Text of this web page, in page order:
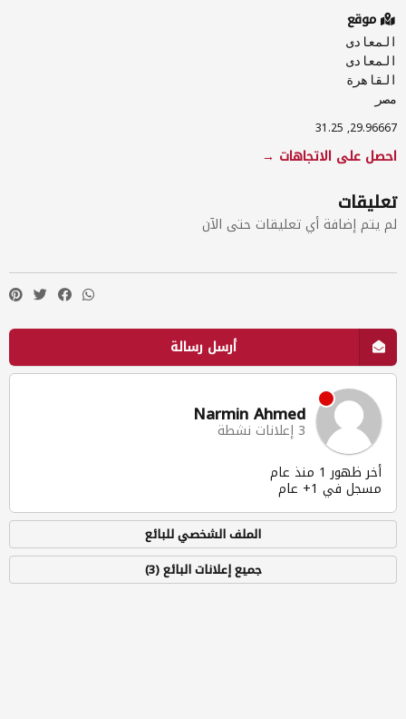
موقع
المعادى
المعادى
القاهرة
مصر‎
29.96667, 31.25
احصل على الاتجاهات →
تعليقات
لم يتم إضافة أي تعليقات حتى الآن
أرسل رسالة
Narmin Ahmed
3 إعلانات نشطة
أخر ظهور 1 منذ عام
مسجل في 1+ عام
الملف الشخصي للبائع
جميع إعلانات البائع (3)